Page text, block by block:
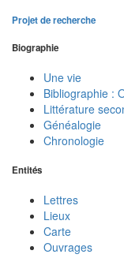
Projet de recherche
Biographie
Une vie
Bibliographie :
Littérature
Généalogie
Chronologie
Entités
Lettres
Lieux
Carte
Ouvrages